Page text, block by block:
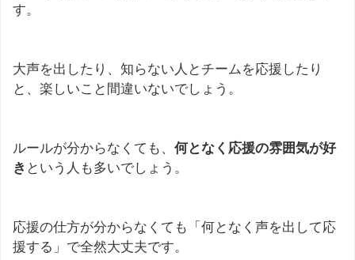
す。
大声を出したり、知らない人とチームを応援したり
と、楽しいこと間違いないでしょう。
ルールが分からなくても、 何となく応援の雰囲気が好
き という人も多いでしょう。
応援の仕方が分からなくても「何となく声を出して応
援する」で全然大丈夫です。